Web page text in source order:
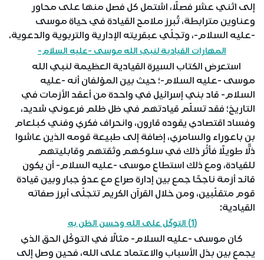
إلى اثني عشر فصلًا، اشتمل كل فصل منها على محاور
وعناوين مترابطة، تُبرز ملامح القيادة في حياة موسى
-عليه السلام-، وتجلّي عبقريته الإدارية والتربوية والدعوية.
المهارات القيادية لنبي الله موسى -عليه السلام-
استعرض الكتاب السيرة القيادية العظيمة لنبي الله
موسى -عليه السلام-؛ حيث بين المؤلفان أنه -عليه
السلام- قاد بني إسرائيل في واحدة من أعقد الأزمات في
التاريخ؛ فقد تسلّم قيادتهم في ظل ظلم فرعوني شديد،
وفساد اقتصادي يقوده قارون، وانحراف فكري وفني كبلعام
بن باعوراء والسامري، إضافة إلى طبيعة قومه الذين عاشوا
ذلًّا طويلًا فأثّر ذلك في سلوكهم وثقتهم وقابليتهم
للقيادة، ومع ذلك استطاع موسى -عليه السلام- أن يكون
قائد أزمة ناجحًا جمع بين إدارة صراع مع عدوّ جبار وبين قيادة
قوم متقلّبين، ومن خلال القرآن الكريم تتجلّى أبرز صفاته
القيادية:
(1) التوكّل على الله وحسن الظن به
كان موسى -عليه السلام- مثالًا في التوكّل الحق الذي
يجمع بين بذل الأسباب والاعتماد على الله، فحين وصل إلى